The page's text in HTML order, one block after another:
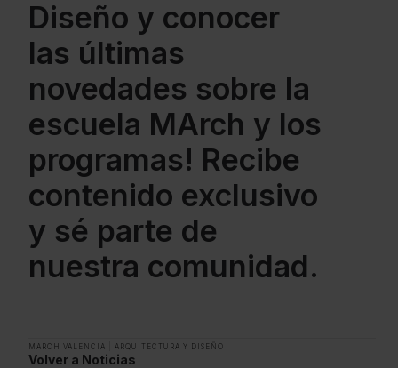
Diseño y conocer
las últimas
novedades sobre la
escuela MArch y los
programas! Recibe
contenido exclusivo
y sé parte de
nuestra comunidad.
MARCH VALENCIA ARQUITECTURA Y DISEÑO
Volver a Noticias